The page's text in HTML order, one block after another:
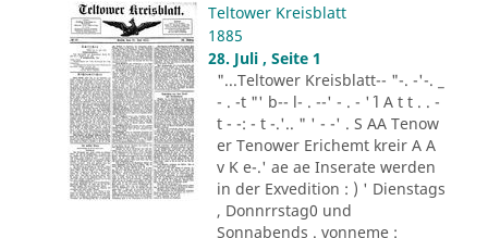
Teltower Kreisblatt
1885
28. Juli , Seite 1
"...Teltower Kreisblatt-- "-. -'-. _
- . -t "' b-- l- . --' - . - '´ l A t t . . -
t - -: - t -.'.. " ' - -' . S AA Tenow
er Tenower Erichemt kreir A A
v K e-.' ae ae Inserate werden
in der Exvedition : ) ' Dienstags
, Donnrrstag0 und
Sonnabends . vonneme :